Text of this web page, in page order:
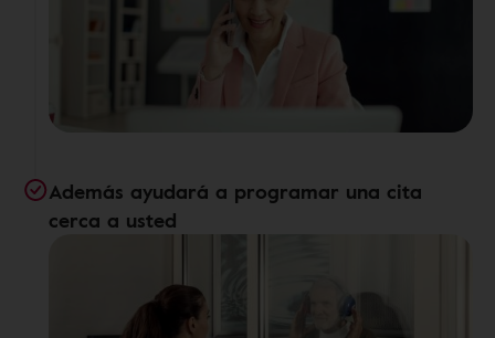
Además ayudará a programar una cita
cerca a usted